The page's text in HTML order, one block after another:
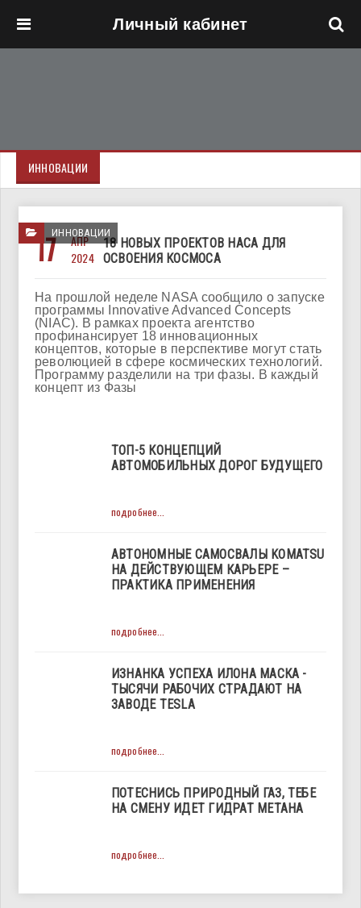
Личный кабинет
ИННОВАЦИИ
ИННОВАЦИИ
17
АПР
2024
18 НОВЫХ ПРОЕКТОВ НАСА ДЛЯ
ОСВОЕНИЯ КОСМОСА
На прошлой неделе NASA сообщило о запуске
программы Innovative Advanced Concepts
(NIAC). В рамках проекта агентство
профинансирует 18 инновационных
концептов, которые в перспективе могут стать
революцией в сфере космических технологий.
Программу разделили на три фазы. В каждый
концепт из Фазы
ТОП-5 КОНЦЕПЦИЙ
АВТОМОБИЛЬНЫХ ДОРОГ БУДУЩЕГО
подробнее...
АВТОНОМНЫЕ САМОСВАЛЫ KOMATSU
НА ДЕЙСТВУЮЩЕМ КАРЬЕРЕ –
ПРАКТИКА ПРИМЕНЕНИЯ
подробнее...
ИЗНАНКА УСПЕХА ИЛОНА МАСКА -
ТЫСЯЧИ РАБОЧИХ СТРАДАЮТ НА
ЗАВОДЕ TESLA
подробнее...
ПОТЕСНИСЬ ПРИРОДНЫЙ ГАЗ, ТЕБЕ
НА СМЕНУ ИДЕТ ГИДРАТ МЕТАНА
подробнее...